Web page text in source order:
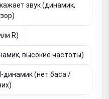
звук (динамик,
R)
высокие частоты)
динамик (нет баса /